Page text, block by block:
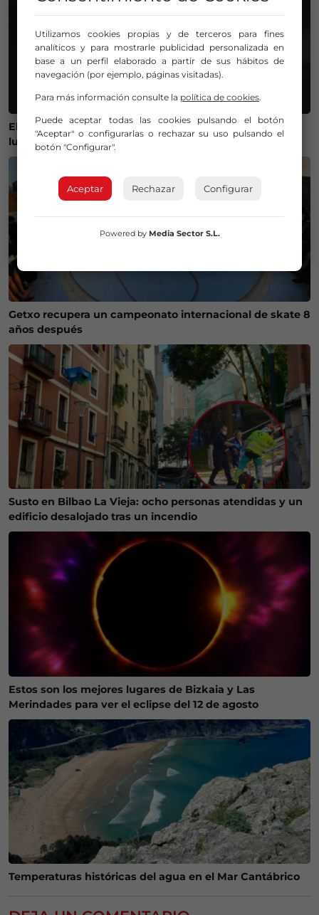
El Gobierno lanza un visor web para encontrar el mejor
lugar donde ver el eclipse solar del 12 de agosto
Getxo recupera un campeonato internacional de skate 8
años después
Susto en Bilbao La Vieja: ocho personas atendidas y un
edificio desalojado tras un incendio
Estos son los mejores lugares de Bizkaia y Las
Merindades para ver el eclipse del 12 de agosto
Temperaturas históricas del agua en el Mar Cantábrico
Utilizamos cookies propias y de terceros para fines
analíticos y para mostrarle publicidad personalizada en
base a un perfil elaborado a partir de sus hábitos de
navegación (por ejemplo, páginas visitadas).
Para más información consulte la política de cookies.
Puede aceptar todas las cookies pulsando el botón
"Aceptar" o configurarlas o rechazar su uso pulsando el
botón "Configurar".
Aceptar Rechazar Configurar
Powered by Media Sector S.L.